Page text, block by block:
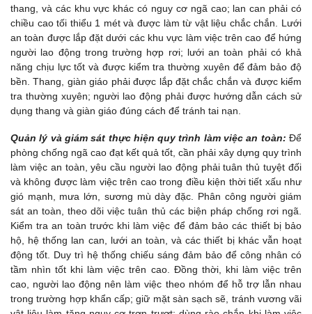
thang, và các khu vực khác có nguy cơ ngã cao; lan can phải có
chiều cao tối thiểu 1 mét và được làm từ vật liệu chắc chắn. Lưới
an toàn được lắp đặt dưới các khu vực làm việc trên cao để hứng
người lao động trong trường hợp rơi; lưới an toàn phải có khả
năng chịu lực tốt và được kiểm tra thường xuyên để đảm bảo độ
bền. Thang, giàn giáo phải được lắp đặt chắc chắn và được kiểm
tra thường xuyên; người lao động phải được hướng dẫn cách sử
dụng thang và giàn giáo đúng cách để tránh tai nạn.
Quản lý và giám sát thực hiện quy trình làm việc an toàn: Để
phòng chống ngã cao đạt kết quả tốt, cần phải xây dựng quy trình
làm việc an toàn, yêu cầu người lao động phải tuân thủ tuyệt đối
và không được làm việc trên cao trong điều kiện thời tiết xấu như
gió mạnh, mưa lớn, sương mù dày đặc. Phân công người giám
sát an toàn, theo dõi việc tuân thủ các biện pháp chống rơi ngã.
Kiểm tra an toàn trước khi làm việc để đảm bảo các thiết bị bảo
hộ, hệ thống lan can, lưới an toàn, và các thiết bị khác vẫn hoạt
động tốt. Duy trì hệ thống chiếu sáng đảm bảo để công nhân có
tầm nhìn tốt khi làm việc trên cao. Đồng thời, khi làm việc trên
cao, người lao động nên làm việc theo nhóm để hỗ trợ lẫn nhau
trong trường hợp khẩn cấp; giữ mặt sàn sạch sẽ, tránh vương vãi